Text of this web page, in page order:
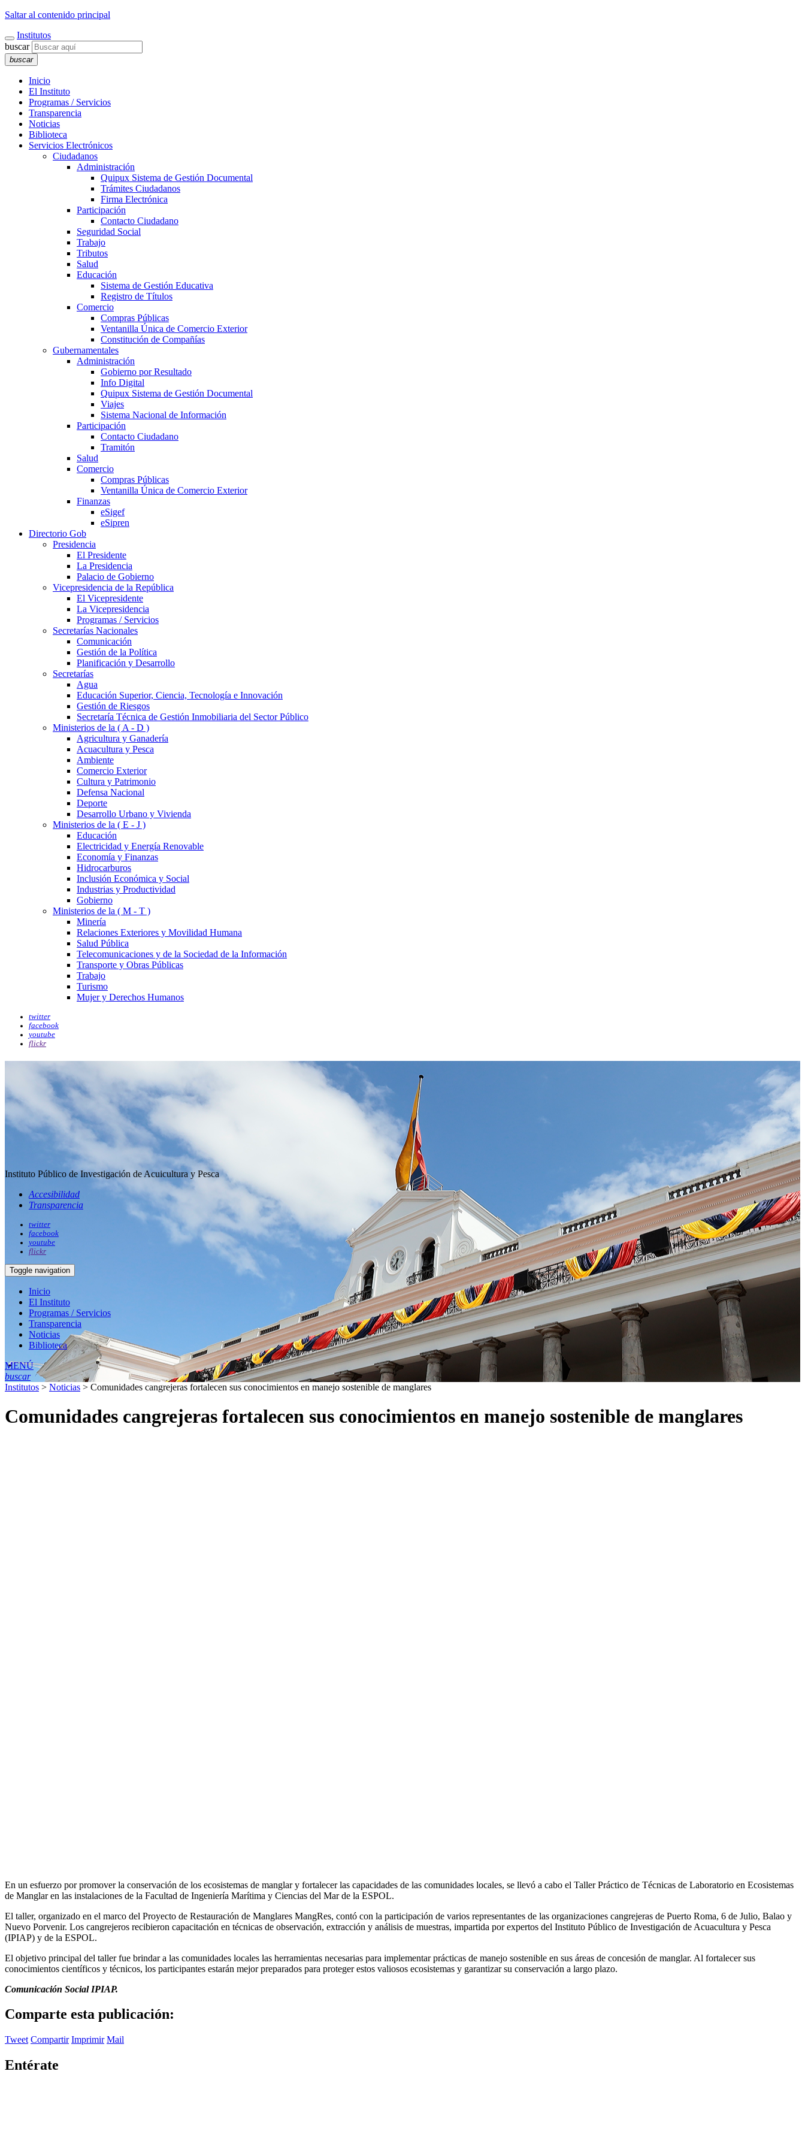
Saltar al contenido principal
Institutos
buscar
buscar
Inicio
El Instituto
Programas / Servicios
Transparencia
Noticias
Biblioteca
Servicios Electrónicos
Ciudadanos
Administración
Quipux Sistema de Gestión Documental
Trámites Ciudadanos
Firma Electrónica
Participación
Contacto Ciudadano
Seguridad Social
Trabajo
Tributos
Salud
Educación
Sistema de Gestión Educativa
Registro de Títulos
Comercio
Compras Públicas
Ventanilla Única de Comercio Exterior
Constitución de Compañías
Gubernamentales
Administración
Gobierno por Resultado
Info Digital
Quipux Sistema de Gestión Documental
Viajes
Sistema Nacional de Información
Participación
Contacto Ciudadano
Tramitón
Salud
Comercio
Compras Públicas
Ventanilla Única de Comercio Exterior
Finanzas
eSigef
eSipren
Directorio Gob
Presidencia
El Presidente
La Presidencia
Palacio de Gobierno
Vicepresidencia de la República
El Vicepresidente
La Vicepresidencia
Programas / Servicios
Secretarías Nacionales
Comunicación
Gestión de la Política
Planificación y Desarrollo
Secretarías
Agua
Educación Superior, Ciencia, Tecnología e Innovación
Gestión de Riesgos
Secretaría Técnica de Gestión Inmobiliaria del Sector Público
Ministerios de la ( A - D )
Agricultura y Ganadería
Acuacultura y Pesca
Ambiente
Comercio Exterior
Cultura y Patrimonio
Defensa Nacional
Deporte
Desarrollo Urbano y Vivienda
Ministerios de la ( E - J )
Educación
Electricidad y Energía Renovable
Economía y Finanzas
Hidrocarburos
Inclusión Económica y Social
Industrias y Productividad
Gobierno
Ministerios de la ( M - T )
Minería
Relaciones Exteriores y Movilidad Humana
Salud Pública
Telecomunicaciones y de la Sociedad de la Información
Transporte y Obras Públicas
Trabajo
Turismo
Mujer y Derechos Humanos
twitter
facebook
youtube
flickr
Instituto Público de Investigación de Acuicultura y Pesca
Accesibilidad
Transparencia
twitter
facebook
youtube
flickr
Toggle navigation
Inicio
El Instituto
Programas / Servicios
Transparencia
Noticias
Biblioteca
MENÚ
buscar
Institutos > Noticias > Comunidades cangrejeras fortalecen sus conocimientos en manejo sostenible de manglares
Comunidades cangrejeras fortalecen sus conocimientos en manejo sostenible de manglares
En un esfuerzo por promover la conservación de los ecosistemas de manglar y fortalecer las capacidades de las comunidades locales, se llevó a cabo el Taller Práctico de Técnicas de Laboratorio en Ecosistemas
de Manglar en las instalaciones de la Facultad de Ingeniería Marítima y Ciencias del Mar de la ESPOL.
El taller, organizado en el marco del Proyecto de Restauración de Manglares MangRes, contó con la participación de varios representantes de las organizaciones cangrejeras de Puerto Roma, 6 de Julio, Balao y
Nuevo Porvenir. Los cangrejeros recibieron capacitación en técnicas de observación, extracción y análisis de muestras, impartida por expertos del Instituto Público de Investigación de Acuacultura y Pesca
(IPIAP) y de la ESPOL.
El objetivo principal del taller fue brindar a las comunidades locales las herramientas necesarias para implementar prácticas de manejo sostenible en sus áreas de concesión de manglar. Al fortalecer sus
conocimientos científicos y técnicos, los participantes estarán mejor preparados para proteger estos valiosos ecosistemas y garantizar su conservación a largo plazo.
Comunicación Social IPIAP.
Comparte esta publicación:
Tweet Compartir Imprimir Mail
Entérate